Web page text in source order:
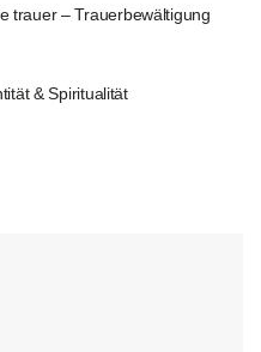
trauer – Trauerbewältigung
& Spiritualität